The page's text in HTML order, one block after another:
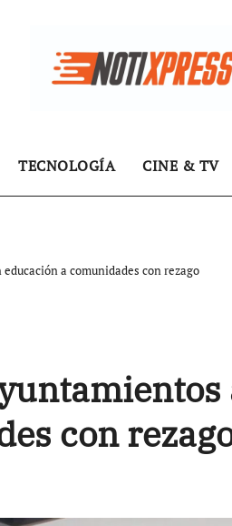
TECNOLOGÍA CINE & TV
a comunidades con rezago
con